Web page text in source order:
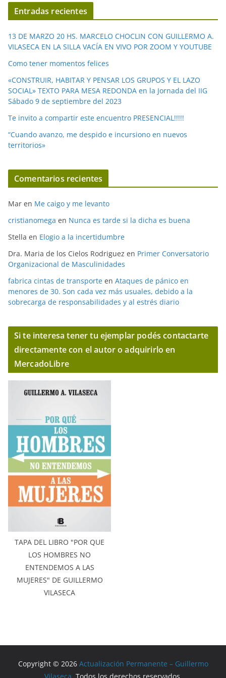
í
d
e
o
Entradas recientes
13 DE MARZO 20 HS. MARCELO CHOCLIN CON GUILLERMO A.
VILASECA EN LA SILLA VACÍA EN VIVO POR ZOOM Y YOUTUBE
Como tener momentos felices
«CONSTRUIR, HABITAR Y PENSAR LOS GRUPOS Y EL LAZO
SOCIAL» TEXTO PARA MESA REDONDA en la Jornada del IIG
Sábado 9 de septiembre del 2023
Te invito a compartir este encuentro PRESENCIAL!!!!!
“Cuando avanzo, me despido e incursiono en nuevos
territorios»
Comentarios recientes
Mar en Me caigo y me levanto
cristianomega en Nunca es tarde si la dicha es buena
Stella en Elogio a la incertidumbre
Dra. Maria de los Cielos Rodriguez en Primer Conversatorio
Organizacional de Masculinidades
fabrica cintas de transporte en Ataques de pánico en
menores de 30. Son cada vez más usuales, debido a la
sobrecarga de responsabilidades y al estrés diario
Si te interesa tener tu ejemplar podés contactarte
directamente con el autor o adquirirlo en
MercadoLibre
TAPA DEL LIBRO "POR QUE
LOS HOMBRES NO
ENTENDEMOS A LAS
MUJERES" DE GUILLERMO
VILASECA
Copyright © 2026 Actualización Permanente – Guillermo